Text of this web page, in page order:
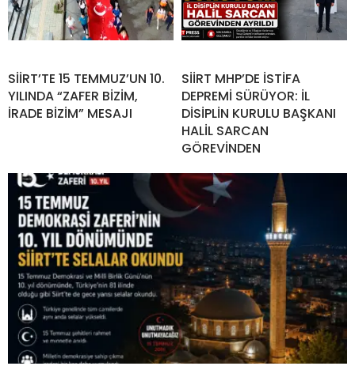
SİİRT’TE 15 TEMMUZ’UN 10.
YILINDA “ZAFER BİZİM,
İRADE BİZİM” MESAJI
SİİRT MHP’DE İSTİFA
DEPREMİ SÜRÜYOR: İL
DİSİPLİN KURULU BAŞKANI
HALİL SARCAN
GÖREVİNDEN